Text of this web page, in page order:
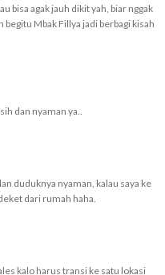
bisa agak jauh dikit yah, biar nggak
begitu Mbak Fillya jadi berbagi kisah
dan nyaman ya..
duduknya nyaman, kalau saya ke
dari rumah haha.
kalo harus transi ke satu lokasi